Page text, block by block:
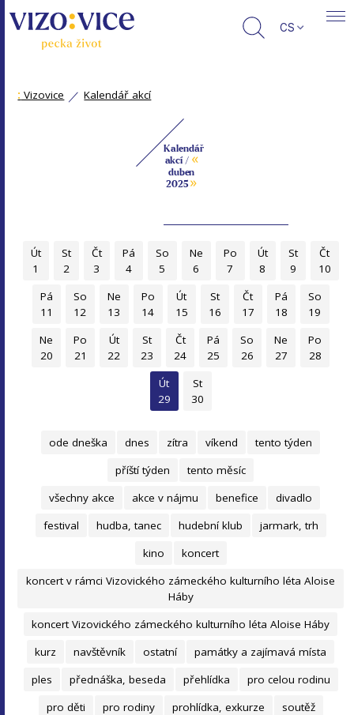
CS
: Vizovice Kalendář akcí
Kalendář
akcí / «
duben
2025»
Út
1
St
2
Čt
3
Pá
4
So
5
Ne
6
Po
7
Út
8
St
9
Čt
10
Pá
11
So
12
Ne
13
Po
14
Út
15
St
16
Čt
17
Pá
18
So
19
Ne
20
Po
21
Út
22
St
23
Čt
24
Pá
25
So
26
Ne
27
Po
28
Út
29
St
30
ode dneška dnes zítra víkend
tento týden
příští týden
tento měsíc
všechny akce
akce v nájmu benefice
divadlo
festival
hudba, tanec hudební klub
jarmark, trh
kino
koncert
koncert v rámci Vizovického zámeckého kulturního léta Aloise
Háby
koncert Vizovického zámeckého kulturního léta Aloise Háby
kurz
navštěvník ostatní
památky a zajímavá místa
ples
přednáška, beseda přehlídka
pro celou rodinu
pro děti
pro rodiny prohlídka, exkurze
soutěž